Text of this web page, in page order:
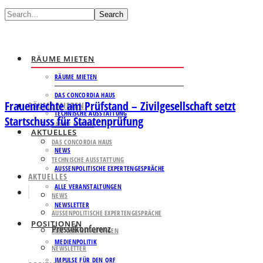
Search
RÄUME MIETEN
RÄUME MIETEN
DAS CONCORDIA HAUS
TECHNISCHE AUSSTATTUNG
AKTUELLES
NEWS
AUSSENPOLITISCHE EXPERTENGESPRÄCHE
ALLE VERANSTALTUNGEN
NEWSLETTER
POSITIONEN
MEDIENPOLITIK
IMPULSE FÜR DEN ORF
RÄUME MIETEN
RÄUME MIETEN
DAS CONCORDIA HAUS
TECHNISCHE AUSSTATTUNG
AKTUELLES
NEWS
AUSSENPOLITISCHE EXPERTENGESPRÄCHE
ALLE VERANSTALTUNGEN
NEWSLETTER
Frauenrechte am Prüfstand – Zivilgesellschaft setzt
Startschuss für Staatenprüfung
Pressekonferenz